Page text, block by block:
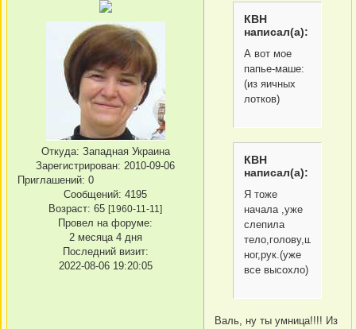
Откуда: Западная Украина
Зарегистрирован: 2010-09-06
Приглашений: 0
Сообщений: 4195
Возраст: 65 [1960-11-11]
Провел на форуме:
2 месяца 4 дня
Последний визит:
2022-08-06 19:20:05
КВН
написал(а):
А вот мое
папье-маше:
(из яичных
лотков)
КВН
написал(а):
Я тоже
начала ,уже
слепила
тело,голову,шарниры
ног,рук.(уже
все высохло)
Валь, ну ты умница!!!! Из